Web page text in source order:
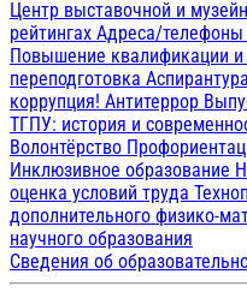
Центр выставочной и
рейтингах Адреса/телефоны
Повышение квалификации и
переподготовка
коррупция! Антитеррор
ТГПУ: история и
Волонтёрство
Инклюзивное образование
оценка условий труда
дополнительного физико-
научного образования
Сведения об